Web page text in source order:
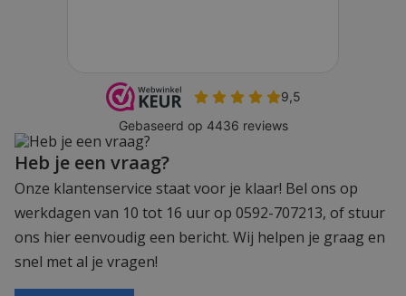
Heb je een vraag?
Onze klantenservice staat voor je klaar! Bel ons op
werkdagen van 10 tot 16 uur op 0592-707213, of stuur
ons hier eenvoudig een bericht. Wij helpen je graag en
snel met al je vragen!